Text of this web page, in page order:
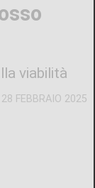
28 FEBBRAIO 2025
viabilità